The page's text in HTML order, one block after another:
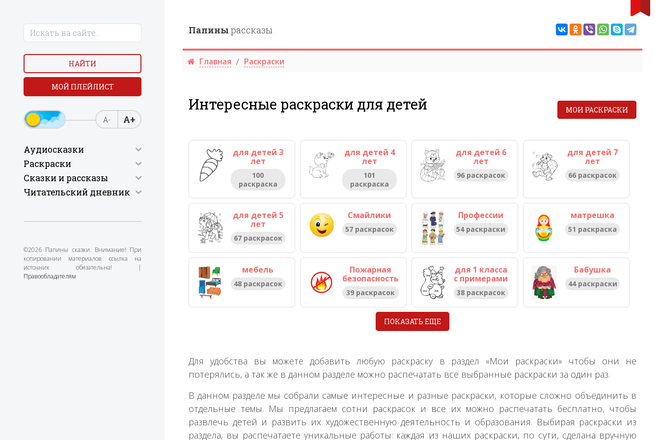
НАЙТИ
МОЙ ПЛЕЙЛИСТ
А- А+
Аудиосказки
Раскраски
Сказки и рассказы
Читательский дневник
©2026 Папины сказки. Внимание! При
копировании материалов ссылка на
источник обязательна! |
Правообладателям
Папины рассказы
Главная Раскраски
Интересные раскраски для детей МОИ РАСКРАСКИ
для детей 3
лет
100
раскраска
для детей 4
лет
101
раскраска
для детей 6
лет
96 раскрасок
для детей 7
лет
66 раскрасок
для детей 5
лет
67 раскрасок
Смайлики
57 раскрасок
Профессии
54 раскраски
матрешка
51 раскраска
мебель
48 раскрасок
Пожарная
безопасность
39 раскрасок
для 1 класса
с примерами
38 раскрасок
Бабушка
44 раскраски
ПОКАЗАТЬ ЕЩЕ
Для удобства вы можете добавить любую раскраску в раздел «Мои раскраски» чтобы они не
потерялись, а так же в данном разделе можно распечатать все выбранные раскраски за один раз.
В данном разделе мы собрали самые интересные и разные раскраски, которые сложно объединить в
отдельные темы. Мы предлагаем сотни раскрасок и все их можно распечатать бесплатно, чтобы
развлечь детей и развить их художественную деятельность и образования. Выбирая раскраски из
раздела, вы распечатаете уникальные работы: каждая из наших раскраски, по сути, сделана вручную